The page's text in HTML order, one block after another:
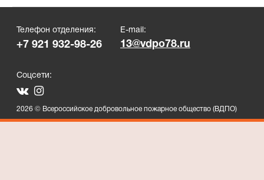
2026 © Всероссийское добровольное пожарное общество (ВДПО)
Телефон отделения:
+7 921 932-98-26
E-mail:
13@vdpo78.ru
Соцсети: